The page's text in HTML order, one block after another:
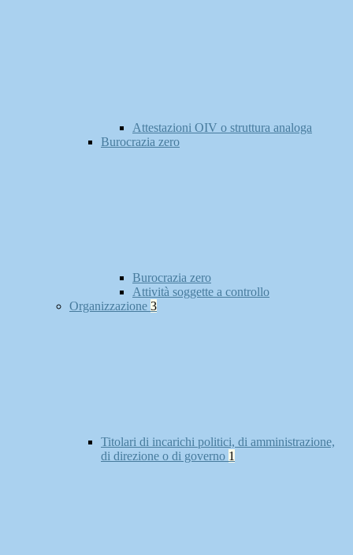
Attestazioni OIV o struttura analoga
Burocrazia zero
Burocrazia zero
Attività soggette a controllo
Organizzazione 3
Titolari di incarichi politici, di amministrazione,
di direzione o di governo 1